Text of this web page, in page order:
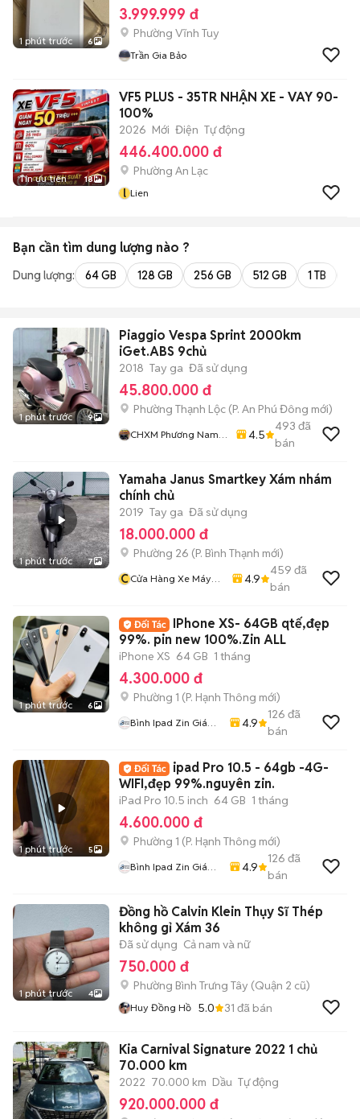
1 phút trước 6
3.999.999 đ
Phường Vĩnh Tuy
Trần Gia Bảo
Tin ưu tiên 18
VF5 PLUS - 35TR NHẬN XE - VAY 90-
100%
2026 Mới Điện Tự động
446.400.000 đ
Phường An Lạc
l Lien
Bạn cần tìm dung lượng nào ?
Dung lượng: 64 GB 128 GB 256 GB 512 GB 1 TB
1 phút trước 9
Piaggio Vespa Sprint 2000km
iGet.ABS 9chủ
2018 Tay ga Đã sử dụng
45.800.000 đ
Phường Thạnh Lộc (P. An Phú Đông mới)
CHXM Phương Nam
4.5
493 đã
bán
1 phút trước 7
Yamaha Janus Smartkey Xám nhám
chính chủ
2019 Tay ga Đã sử dụng
18.000.000 đ
Phường 26 (P. Bình Thạnh mới)
CCửa Hàng Xe Máy
4.9
459 đã
bán
1 phút trước 6
IPhone XS- 64GB qtế,đẹp
99%. pin new 100%.Zin ALL
iPhone XS 64 GB 1 tháng
4.300.000 đ
Phường 1 (P. Hạnh Thông mới)
Bình Ipad Zin Giá
4.9
126 đã
bán
1 phút trước 5
ipad Pro 10.5 - 64gb -4G-
WIFI,đẹp 99%.nguyên zin.
iPad Pro 10.5 inch 64 GB 1 tháng
4.600.000 đ
Phường 1 (P. Hạnh Thông mới)
Bình Ipad Zin Giá
4.9
126 đã
bán
1 phút trước 4
Đồng hồ Calvin Klein Thụy Sĩ Thép
không gỉ Xám 36
Đã sử dụng Cả nam và nữ
750.000 đ
Phường Bình Trưng Tây (Quận 2 cũ)
Huy Đồng Hồ 5.0 31 đã bán
Kia Carnival Signature 2022 1 chủ
70.000 km
2022 70.000 km Dầu Tự động
920.000.000 đ